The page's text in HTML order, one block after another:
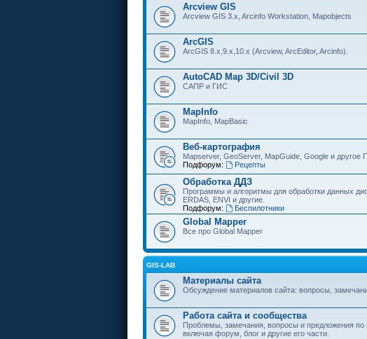
Arcview GIS
Arcview GIS 3.x, Arcinfo Workstation, Mapobjects
ArcGIS
ArcGIS 8.x,9.x,10.x (Arcview, ArcEditor, Arcinfo).
AutoCAD Map 3D/Civil 3D
САПР и ГИС
MapInfo
MapInfo, MapBasic
Веб-картография
Mapserver, GeoServer, MapGuide, Google и другое
Подфорум:
Рецепты
Обработка ДДЗ
Программы и алгоритмы для обработки данных
ERDAS, ENVI и другие.
Подфорум:
Беспилотники
Global Mapper
Все про Global Mapper
GIS-LAB
Материалы сайта
Обсуждение материалов сайта: вопросы,
Работа сайта и сообщества
Проблемы, замечания, вопросы и предложения по
включая форум, блог и другие его части.